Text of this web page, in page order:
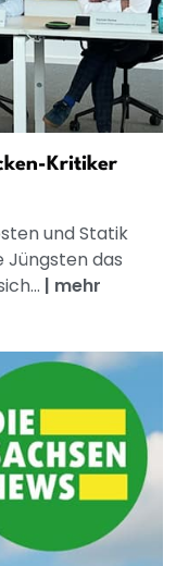
Kritiker
und Statik
Jüngsten das
| mehr